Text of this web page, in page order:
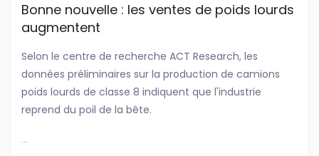
Bonne nouvelle : les ventes de poids lourds
augmentent
Selon le centre de recherche ACT Research, les
données préliminaires sur la production de camions
poids lourds de classe 8 indiquent que l'industrie
reprend du poil de la bête.
...